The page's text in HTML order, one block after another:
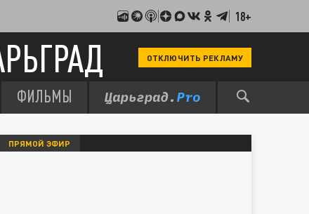
18+
ОТКЛЮЧИТЬ РЕКЛАМУ
ФИЛЬМЫ
ПРЯМОЙ ЭФИР